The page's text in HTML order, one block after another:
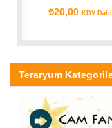
₺20,00KDV Dahil
Teraryum